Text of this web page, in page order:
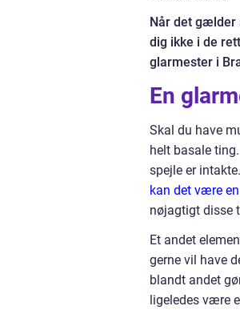
Når det gælder
dig ikke i de
glarmester i
En
Skal du have
helt basale
spejle er
kan det være
nøjagtigt disse
Et andet
gerne vil have
blandt andet
ligeledes være